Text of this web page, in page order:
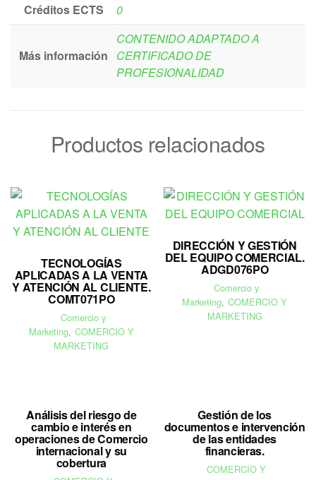
Créditos ECTS 0
Más información
CONTENIDO ADAPTADO A
CERTIFICADO DE
PROFESIONALIDAD
Productos relacionados
TECNOLOGÍAS
APLICADAS A LA VENTA
Y ATENCIÓN AL CLIENTE.
COMT071PO
Comercio y
Marketing, COMERCIO Y
MARKETING
DIRECCIÓN Y GESTIÓN
DEL EQUIPO COMERCIAL.
ADGD076PO
Comercio y
Marketing, COMERCIO Y
MARKETING
Análisis del riesgo de
cambio e interés en
operaciones de Comercio
internacional y su
cobertura
Gestión de los
documentos e intervención
de las entidades
financieras.
COMERCIO Y